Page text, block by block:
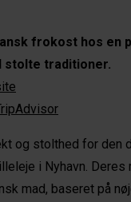
frokost hos en
stolte traditioner.
og stolthed for den
i Nyhavn.
mad, baseret på